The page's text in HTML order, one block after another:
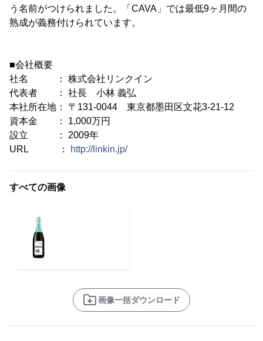
う名前がつけられました。「CAVA」では最低9ヶ月間の
熟成が義務付けられています。
■会社概要
社名 ： 株式会社リンクイン
代表者 ： 社長 小林 義弘
本社所在地： 〒131-0044 東京都墨田区文花3-21-12
資本金 ： 1,000万円
設立 ： 2009年
URL ：
http://linkin.jp/
すべての画像
画像一括ダウンロード